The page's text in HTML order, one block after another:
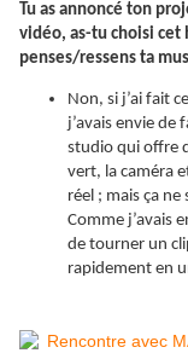
Tu as annoncé ton
vidéo, as-tu choisi cet
penses/ressens ta
Non, si j’ai fait
j’avais envie de
studio qui offre
vert, la caméra
réel ; mais ça
Comme j’avais
de tourner un
rapidement en